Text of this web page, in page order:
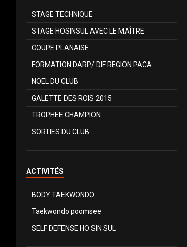
STAGE TECHNIQUE
STAGE HOSINSUL AVEC LE MAÎTRE
COUPE PLANAISE
FORMATION DARP/ DIF REGION PACA
NOEL DU CLUB
GALETTE DES ROIS 2015
TROPHEE CHAMPION
SORTIES DU CLUB
ACTIVITÉS
BODY TAEKWONDO
Taekwondo poomsee
SELF DEFENSE HO SIN SUL